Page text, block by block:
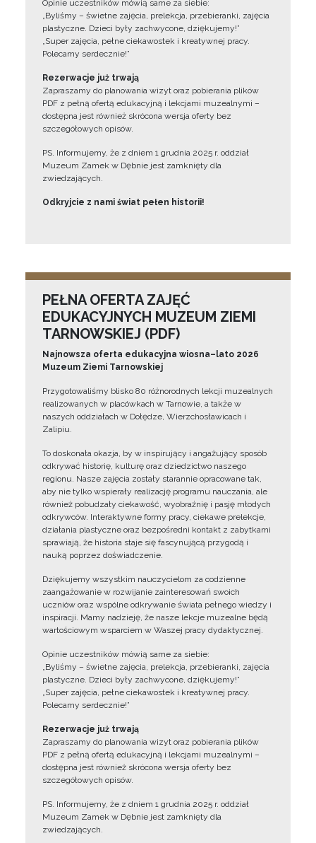
Opinie uczestników mówią same za siebie:
„Byliśmy – świetne zajęcia, prelekcja, przebieranki, zajęcia
plastyczne. Dzieci były zachwycone, dziękujemy!”
„Super zajęcia, pełne ciekawostek i kreatywnej pracy.
Polecamy serdecznie!”
Rezerwacje już trwają
Zapraszamy do planowania wizyt oraz pobierania plików
PDF z pełną ofertą edukacyjną i lekcjami muzealnymi –
dostępna jest również skrócona wersja oferty bez
szczegółowych opisów.
PS. Informujemy, że z dniem 1 grudnia 2025 r. oddział
Muzeum Zamek w Dębnie jest zamknięty dla
zwiedzających.
Odkryjcie z nami świat pełen historii!
PEŁNA OFERTA ZAJĘĆ
EDUKACYJNYCH MUZEUM ZIEMI
TARNOWSKIEJ (PDF)
Najnowsza oferta edukacyjna wiosna–lato 2026
Muzeum Ziemi Tarnowskiej
Przygotowaliśmy blisko 80 różnorodnych lekcji muzealnych
realizowanych w placówkach w Tarnowie, a także w
naszych oddziałach w Dołędze, Wierzchosławicach i
Zalipiu.
To doskonała okazja, by w inspirujący i angażujący sposób
odkrywać historię, kulturę oraz dziedzictwo naszego
regionu. Nasze zajęcia zostały starannie opracowane tak,
aby nie tylko wspierały realizację programu nauczania, ale
również pobudzały ciekawość, wyobraźnię i pasję młodych
odkrywców. Interaktywne formy pracy, ciekawe prelekcje,
działania plastyczne oraz bezpośredni kontakt z zabytkami
sprawiają, że historia staje się fascynującą przygodą i
nauką poprzez doświadczenie.
Dziękujemy wszystkim nauczycielom za codzienne
zaangażowanie w rozwijanie zainteresowań swoich
uczniów oraz wspólne odkrywanie świata pełnego wiedzy i
inspiracji. Mamy nadzieję, że nasze lekcje muzealne będą
wartościowym wsparciem w Waszej pracy dydaktycznej.
Opinie uczestników mówią same za siebie:
„Byliśmy – świetne zajęcia, prelekcja, przebieranki, zajęcia
plastyczne. Dzieci były zachwycone, dziękujemy!”
„Super zajęcia, pełne ciekawostek i kreatywnej pracy.
Polecamy serdecznie!”
Rezerwacje już trwają
Zapraszamy do planowania wizyt oraz pobierania plików
PDF z pełną ofertą edukacyjną i lekcjami muzealnymi –
dostępna jest również skrócona wersja oferty bez
szczegółowych opisów.
PS. Informujemy, że z dniem 1 grudnia 2025 r. oddział
Muzeum Zamek w Dębnie jest zamknięty dla
zwiedzających.